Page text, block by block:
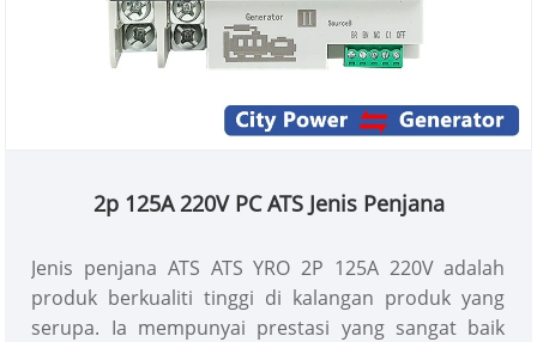
2p 125A 220V PC ATS Jenis Penjana
Jenis penjana ATS ATS YRO 2P 125A 220V adalah
produk berkualiti tinggi di kalangan produk yang
serupa. Ia mempunyai prestasi yang sangat baik